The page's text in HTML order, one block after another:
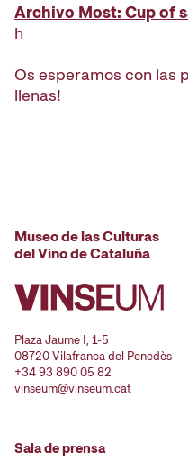
Archivo Most: Cup of
h
Os esperamos con las
llenas!
Museo de las Culturas
del Vino de Cataluña
Plaza Jaume I, 1-5
08720 Vilafranca del Penedès
+34 93 890 05 82
vinseum@vinseum.cat
Sala de prensa